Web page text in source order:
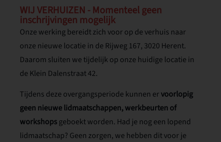
WIJ VERHUIZEN - Momenteel geen
inschrijvingen mogelijk
Onze werking bereidt zich voor op de verhuis naar
onze nieuwe locatie in de Rijweg 167, 3020 Herent.
Daarom sluiten we tijdelijk op onze huidige locatie in
de Klein Dalenstraat 42.
Tijdens deze overgangsperiode kunnen ervoorlopig
geen nieuwe lidmaatschappen, werkbeurten of
workshopsgeboekt worden. Had je nog een lopend
lidmaatschap? Geen zorgen, we hebben dit voor je